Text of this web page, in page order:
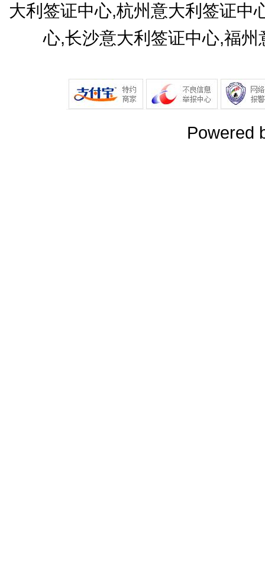
大利签证中心,杭州意大利签证中
心,长沙意大利签证中心,福
Powered